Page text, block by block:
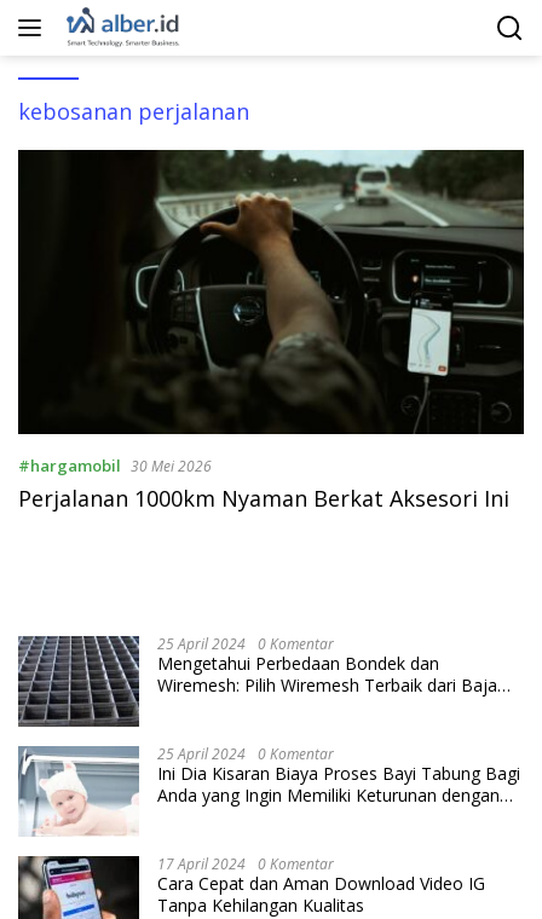
Langsung
kebosanan perjalanan
#hargamobil 30 Mei 2026
Perjalanan 1000km Nyaman Berkat Aksesori Ini
25 April 2024 0 Komentar
Mengetahui Perbedaan Bondek dan
Wiremesh: Pilih Wiremesh Terbaik dari Baja
25 April 2024 0 Komentar
Ini Dia Kisaran Biaya Proses Bayi Tabung Bagi
Anda yang Ingin Memiliki Keturunan dengan
17 April 2024 0 Komentar
Cara Cepat dan Aman Download Video IG
Tanpa Kehilangan Kualitas